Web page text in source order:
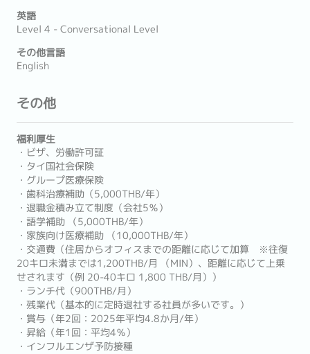
英語
Level 4 - Conversational Level
その他言語
English
その他
福利厚生
・ビザ、労働許可証
・タイ国社会保険
・グループ医療保険
・歯科治療補助（5,000THB/年）
・退職金積み立て制度（会社5％）
・語学補助 （5,000THB/年）
・家族向け医療補助 （10,000THB/年）
・交通費（住居からオフィスまでの距離に応じて加算 ※往復
20キロ未満までは1,200THB/月 （MIN）、距離に応じて上乗
せされます（例 20-40キロ 1,800 THB/月））
・ランチ代（900THB/月）
・残業代（基本的に定時退社する社員が多いです。）
・賞与（年2回：2025年平均4.8か月/年）
・昇給（年1回：平均4％）
・インフルエンザ予防接種